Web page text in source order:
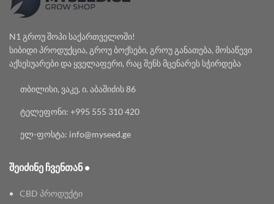
N1 გროუ შოპი საქართველოში!
სიბიდი პროდუქცია, გროუ ბოქსები, გროუ განათება, მოსაწევი
აქსესუარები და ყველაფერი, რაც შენს მცენარეს სჭირდება
თბილისი, ვაკე, ი. აბაშიძის 86
ტელეფონი: +995 555 310 420
ელ-ფოსტა: info@myseed.ge
ᲨᲔᲘᲫᲘᲜᲔ ᲩᲕᲔᲜᲗᲐᲜ •
CBD პროდუქტი